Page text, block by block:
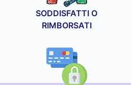
SODDISFATTI O
RIMBORSATI